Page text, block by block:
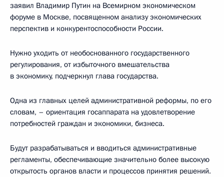
заявил Владимир Путин на Всемирном экономическом
форуме в Москве, посвященном анализу экономических
перспектив и конкурентоспособности России.
Нужно уходить от необоснованного государственного
регулирования, от избыточного вмешательства
в экономику, подчеркнул глава государства.
Одна из главных целей административной реформы, по его
словам, – ориентация госаппарата на удовлетворение
потребностей граждан и экономики, бизнеса.
Будут разрабатываться и вводиться административные
регламенты, обеспечивающие значительно более высокую
открытость органов власти и процессов принятия решений.